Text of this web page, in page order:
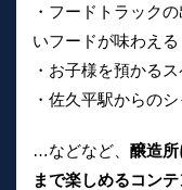
・フードトラック
いフードが味わえる
・お子様を預かる
・佐久平駅からの
…などなど、 醸造
まで楽しめるコンテ